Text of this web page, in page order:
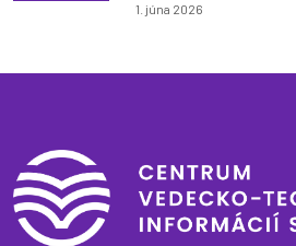
1. júna 2026